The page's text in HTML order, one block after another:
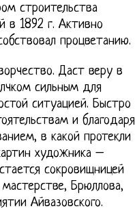
строительства
в 1892 г. Активно
процветанию.
Даст веру в
сильным для
ситуацией. Быстро
и благодаря
в какой протекли
художника –
сокровищницей
Брюллова,
Айвазовского.